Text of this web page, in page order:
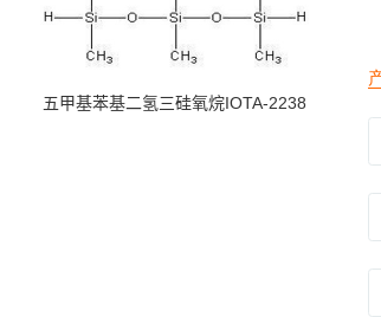
五甲基苯基二氢三硅氧烷IOTA-2238